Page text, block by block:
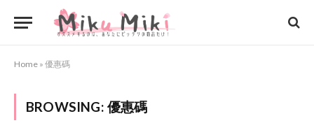
Home » 優惠碼
BROWSING: 優惠碼